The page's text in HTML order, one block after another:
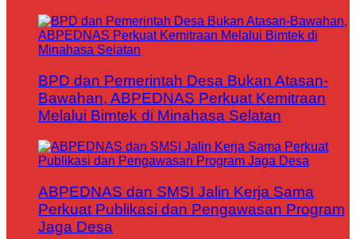
BPD dan Pemerintah Desa Bukan Atasan-
Bawahan, ABPEDNAS Perkuat Kemitraan
Melalui Bimtek di Minahasa Selatan
ABPEDNAS dan SMSI Jalin Kerja Sama
Perkuat Publikasi dan Pengawasan Program
Jaga Desa